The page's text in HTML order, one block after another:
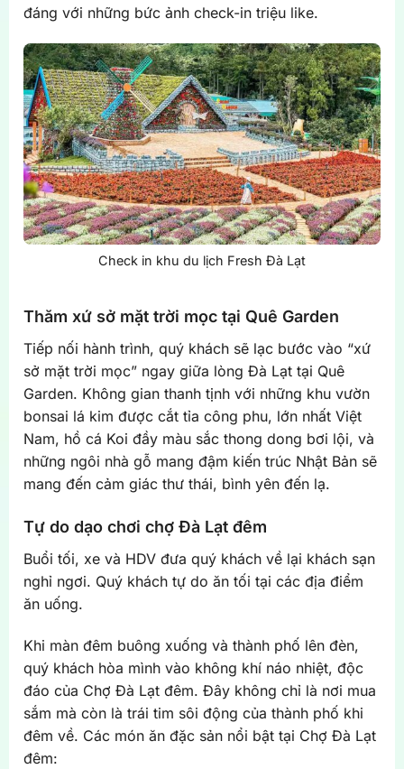
đáng với những bức ảnh check-in triệu like.
Check in khu du lịch Fresh Đà Lạt
Thăm xứ sở mặt trời mọc tại Quê Garden
Tiếp nối hành trình, quý khách sẽ lạc bước vào “xứ
sở mặt trời mọc” ngay giữa lòng Đà Lạt tại Quê
Garden. Không gian thanh tịnh với những khu vườn
bonsai lá kim được cắt tỉa công phu, lớn nhất Việt
Nam, hồ cá Koi đầy màu sắc thong dong bơi lội, và
những ngôi nhà gỗ mang đậm kiến trúc Nhật Bản sẽ
mang đến cảm giác thư thái, bình yên đến lạ.
Tự do dạo chơi chợ Đà Lạt đêm
Buổi tối, xe và HDV đưa quý khách về lại khách sạn
nghỉ ngơi. Quý khách tự do ăn tối tại các địa điểm
ăn uống.
Khi màn đêm buông xuống và thành phố lên đèn,
quý khách hòa mình vào không khí náo nhiệt, độc
đáo của Chợ Đà Lạt đêm. Đây không chỉ là nơi mua
sắm mà còn là trái tim sôi động của thành phố khi
đêm về. Các món ăn đặc sản nổi bật tại Chợ Đà Lạt
đêm: